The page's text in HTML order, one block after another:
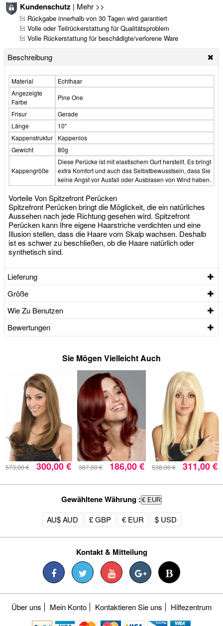
Kundenschutz | Mehr >>
Rückgabe innerhalb von 30 Tagen wird garantiert
Volle oder Teilrückerstattung für Qualitätsproblem
Volle Rückerstattung für beschädigte/verlorene Ware
Beschreibung
Material
Echthaar
Angezeigte
Farbe
Pine One
Frisur
Gerade
Länge
10"
Kappenstruktur
Kappenlos
Gewicht
80g
Kappengröße
Diese Perücke ist mit elastischem Gurt herstellt. Es bringt
extra Komfort und auch das Selbstbewusstsein, dass Sie
keine Angst vor Ausfall oder Ausblasen von Wind haben.
Vorteile Von Spitzefront Perücken
Spitzefront Perücken bringt die Möglickeit, die ein natürliches
Aussehen nach jede Richtung gesehen wird. Spitzefront
Perücken kann Ihre eigene Haarstriche verdichten und eine
Illusion stellen, dass die Haare vom Skalp wachsen. Deshalb
ist es schwer zu beschließen, ob die Haare natürlich oder
synthetisch sind.
Lieferung
Größe
Wie Zu Benutzen
Bewertungen
Sie Mögen Vielleicht Auch
573,00 € 300,00 € 387,00 € 186,00 € 538,00 € 311,00 €
Gewähltene Währung : € EUR
AU$ AUD £ GBP € EUR $ USD
Kontakt & Mitteilung
Über uns Mein Konto Kontaktieren Sie uns Hilfezentrum